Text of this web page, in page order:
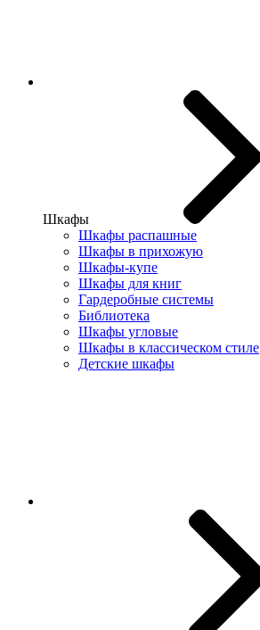
Шкафы
Шкафы распашные
Шкафы в прихожую
Шкафы-купе
Шкафы для книг
Гардеробные системы
Библиотека
Шкафы угловые
Шкафы в классическом стиле
Детские шкафы